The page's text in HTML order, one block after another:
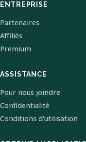
ENTREPRISE
Partenaires
Affiliés
Premium
ASSISTANCE
Pour nous joindre
Confidentialité
Conditions d'utilisation